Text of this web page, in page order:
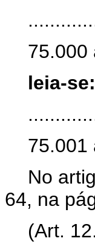
leia-se:
No
64, na
(Art.